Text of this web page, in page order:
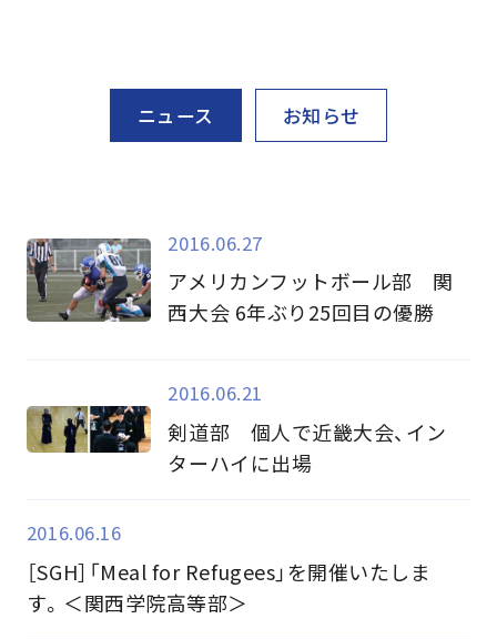
ニュース お知らせ
2016.06.27
アメリカンフットボール部 関
西大会 6年ぶり25回目の優勝
2016.06.21
剣道部 個人で近畿大会、イン
ターハイに出場
2016.06.16
［SGH］「Meal for Refugees」を開催いたしま
す。＜関西学院高等部＞